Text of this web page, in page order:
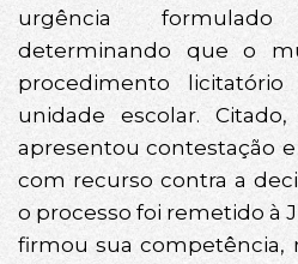
urgência
determinando que o
procedimento
unidade escolar.
apresentou contestação
com recurso contra a
o processo foi remetido à
firmou sua competência,